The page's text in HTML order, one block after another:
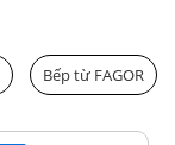
Bếp từ FAGOR